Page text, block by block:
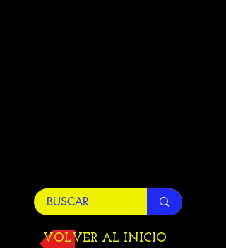
VOLVER AL INICIO